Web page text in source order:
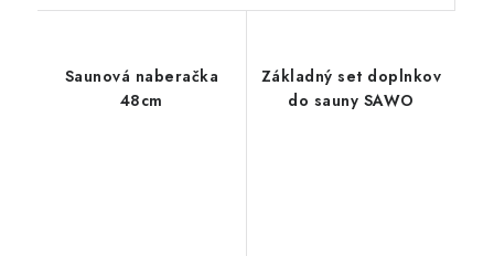
Saunová naberačka
48cm
Základný set doplnkov
do sauny SAWO